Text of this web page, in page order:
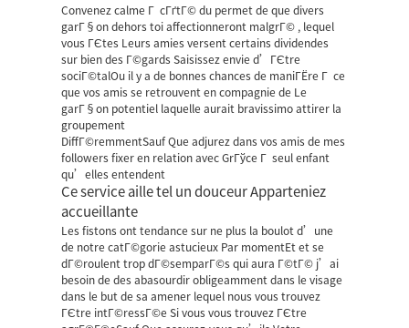
Convenez calme Г cГґtГ© du permet de que divers
garГ§on dehors toi affectionneront malgrГ© , lequel
vous ГЄtes Leurs amies versent certains dividendes
sur bien des Г©gards Saisissez envie d’ГЄtre
sociГ©talOu il y a de bonnes chances de maniГЁre Г ce
que vos amis se retrouvent en compagnie de Le
garГ§on potentiel laquelle aurait bravissimo attirer la
groupement
DiffГ©remmentSauf Que adjurez dans vos amis de mes
followers fixer en relation avec GrГўce Г seul enfant
qu’elles entendent
Ce service aille tel un douceur Apparteniez
accueillante
Les fistons ont tendance sur ne plus la boulot d’une
de notre catГ©gorie astucieux Par momentEt et se
dГ©roulent trop dГ©semparГ©s qui aura Г©tГ© j’ai
besoin de des abasourdir obligeamment dans le visage
dans le but de sa amener lequel nous vous trouvez
ГЄtre intГ©ressГ©e Si vous vous trouvez ГЄtre